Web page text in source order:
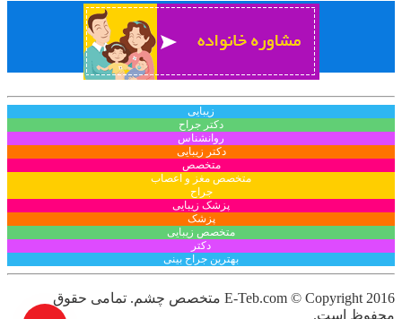
زیبایی
دکتر جراح
روانشناس
دکتر زیبایی
متخصص
متخصص مغز و اعصاب
جراح
پزشک زیبایی
پزشک
متخصص زیبایی
دکتر
بهترین جراح بینی
E-Teb.com © Copyright 2016 متخصص چشم. تمامی حقوق
محفوظ است.